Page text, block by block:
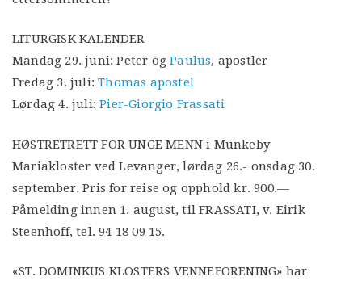
LITURGISK KALENDER
Mandag 29. juni: Peter ogPaulus, apostler
Fredag 3. juli:Thomas apostel
Lørdag 4. juli:Pier-Giorgio Frassati
HØSTRETRETT FOR UNGE MENN i Munkeby
Mariakloster ved Levanger, lørdag 26.- onsdag 30.
september. Pris for reise og opphold kr. 900.—
Påmelding innen 1. august, til FRASSATI, v. Eirik
Steenhoff, tel. 94 18 09 15.
«ST. DOMINKUS KLOSTERS VENNEFORENING» har